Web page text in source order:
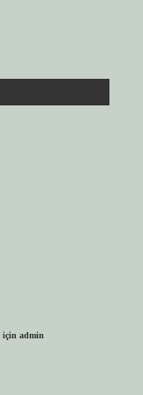
için admin